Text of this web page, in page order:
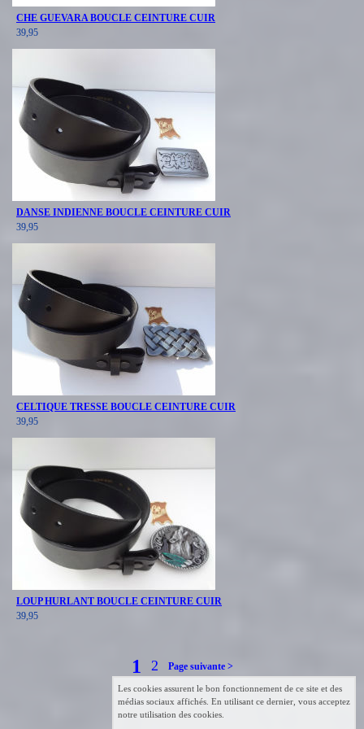
CHE GUEVARA BOUCLE CEINTURE CUIR
39,95
DANSE INDIENNE BOUCLE CEINTURE CUIR
39,95
CELTIQUE TRESSE BOUCLE CEINTURE CUIR
39,95
LOUP HURLANT BOUCLE CEINTURE CUIR
39,95
1 2 Page suivante >
Les cookies assurent le bon fonctionnement de ce site et des
médias sociaux affichés. En utilisant ce dernier, vous acceptez
notre utilisation des cookies.